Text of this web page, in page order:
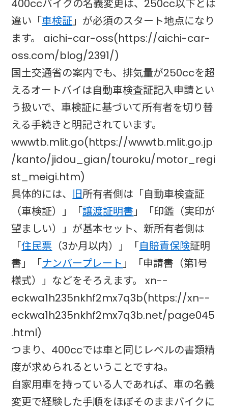
400ccバイクの名義変更は、250cc以下とは
違い「車検証」が必須のスタート地点になり
ます。 aichi-car-oss(https://aichi-car-
oss.com/blog/2391/)
国土交通省の案内でも、排気量が250ccを超
えるオートバイは自動車検査証記入申請とい
う扱いで、車検証に基づいて所有者を切り替
える手続きと明記されています。
wwwtb.mlit.go(https://wwwtb.mlit.go.jp
/kanto/jidou_gian/touroku/motor_regi
st_meigi.htm)
具体的には、 旧所有者側は「自動車検査証
（車検証）」「譲渡証明書」「印鑑（実印が
望ましい）」が基本セット、新所有者側は
「住民票 （3か月以内）」「自賠責保険証明
書」「ナンバープレート」「申請書（第1号
様式）」などをそろえます。 xn--
eckwa1h235nkhf2mx7q3b(https://xn--
eckwa1h235nkhf2mx7q3b.net/page045
.html)
つまり、400ccでは車と同じレベルの書類精
度が求められるということですね。
自家用車を持っている人であれば、車の名義
変更で経験した手順をほぼそのままバイクに